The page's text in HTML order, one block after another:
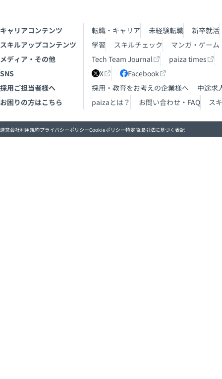
キャリアコンテンツ 転職・キャリア 未経験転職
新卒就活
スキルアップコンテンツ
学習 スキルチェック
マンガ・ゲーム
メディア・その他
Tech Team Journal
paiza times
SNS
X
Facebook
採用ご担当者様へ
採用・教育をお考えの企業様へ
中途求
お困りの方はこちら
paizaとは？ お問い合わせ・FAQ ス
運営会社利用規約プライバシーポリシーCookieポリシー特定商取引法に基づく表記